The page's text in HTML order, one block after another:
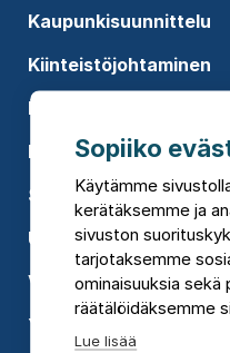
Kaupunkisuunnittelu
Kiinteistöjohtaminen
Koulutukset
Rakennusten
Sosiaali- ja
Uusiutuva energia
Vesi
Ympäristökonsultointi
Sopiiko
Käytämme
kerätäksemme ja
sivuston
tarjotaksemme
ominaisuuksia sekä
räätälöidäksemme
Lue lisää